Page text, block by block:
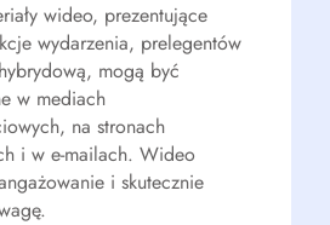
wideo, prezentujące
wydarzenia, prelegentów
mogą być
w mediach
na stronach
i w e-mailach. Wideo
i skutecznie